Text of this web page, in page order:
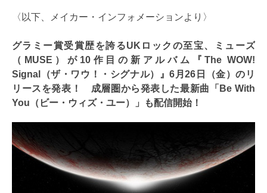
〈以下、メイカー・インフォメーションより〉
グラミー賞受賞歴を誇るUKロックの至宝、ミューズ
（MUSE）が10作目の新アルバム『The WOW!
Signal（ザ・ワウ！・シグナル）』6月26日（金）のリ
リースを発表！ 成層圏から発表した最新曲「Be With
You（ビー・ウィズ・ユー）」も配信開始！